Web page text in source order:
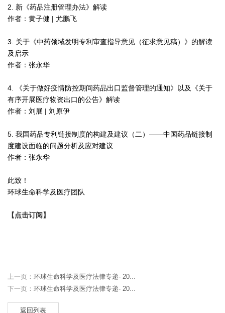
2. 新《药品注册管理办法》解读
作者：黄子健 | 尤鹏飞
3. 关于《中药领域发明专利审查指导意见（征求意见稿）》的解读
及启示
作者：张永华
4. 《关于做好疫情防控期间药品出口监督管理的通知》以及《关于
有序开展医疗物资出口的公告》解读
作者：刘展 | 刘原伊
5. 我国药品专利链接制度的构建及建议（二）——中国药品链接制
度建设面临的问题分析及应对建议
作者：张永华
此致！
环球生命科学及医疗团队
【点击订阅】
上一页： 环球生命科学及医疗法律专递- 20...
下一页： 环球生命科学及医疗法律专递- 20...
返回列表